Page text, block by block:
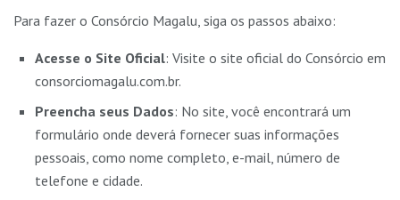
Para fazer o Consórcio Magalu, siga os passos abaixo:
Acesse o Site Oficial: Visite o site oficial do Consórcio em
consorciomagalu.com.br.
Preencha seus Dados: No site, você encontrará um
formulário onde deverá fornecer suas informações
pessoais, como nome completo, e-mail, número de
telefone e cidade.